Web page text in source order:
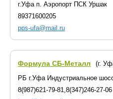
г.Уфа п. Аэропорт ПСК Уршак
89371600205
pps-ufa@mail.ru
Формула СБ-Металл
(г.
РБ г.Уфа Индустриальное
8(987)621-79-81,8(347)246-27-06